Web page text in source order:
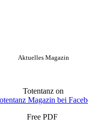
Aktuelles Magazin
Totentanz on
Free PDF